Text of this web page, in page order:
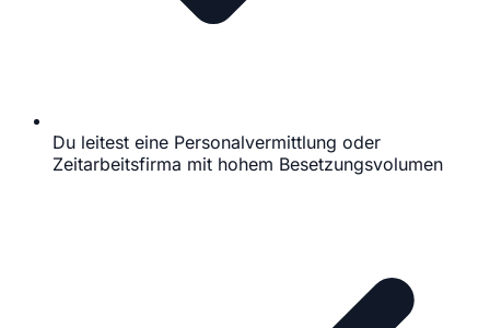
Du leitest eine Personalvermittlung oder
Zeitarbeitsfirma mit hohem Besetzungsvolumen